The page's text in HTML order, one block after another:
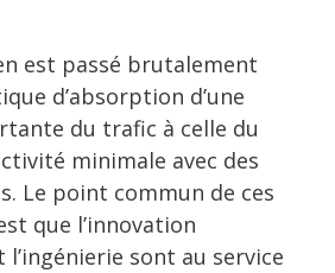
est passé brutalement
d’absorption d’une
du trafic à celle du
minimale avec des
Le point commun de ces
que l’innovation
sont au service